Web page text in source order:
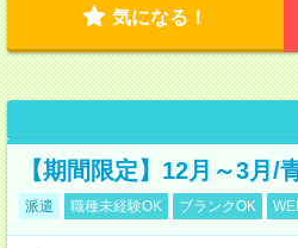
気になる！
【期間限定】12月～3月/
派遣 職種未経験OK ブランクOK